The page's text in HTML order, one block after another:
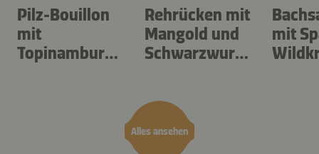
Alles ansehen
Pilz-Bouillon
mit
Topinambur
Rehrücken mit
Mangold und
Schwarzwurze
mit